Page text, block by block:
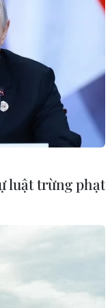
sử dụng
tin và Truyền thông
Email:
Fax: (024)
luật trừng phạt